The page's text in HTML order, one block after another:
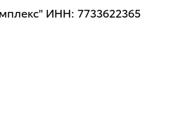
ИНН: 7733622365